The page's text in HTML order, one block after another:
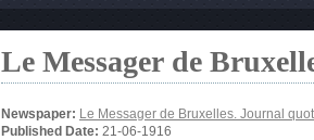
Le Messager de
Newspaper: Le Messager de Bruxelles. Journal
Published Date: 21-06-1916